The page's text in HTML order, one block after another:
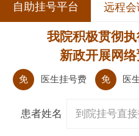
自助挂号平台 远程会
我院积极贯彻
新政开展网
免 医生挂号费 免 医
患者姓名